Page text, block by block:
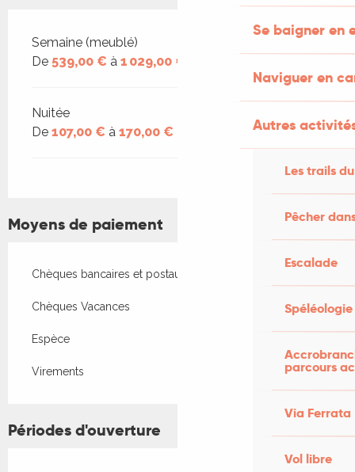
Se baigner en
Naviguer en
Autres
Les trails
Pêcher
Escalade
Spéléologie
parcours
Via Ferrata
Vol libre
Tarifs 2026
Semaine (meublé)
De 539,00 € à 1 029,00 €
Nuitée
De 107,00 € à 170,00 €
Moyens de paiement
Chèques bancaires et postaux
Chèques Vacances
Espèce
Virements
Périodes d'ouverture